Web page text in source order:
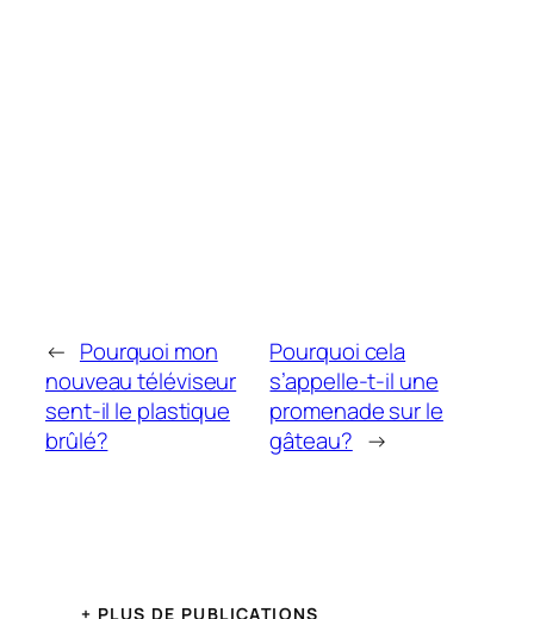
← Pourquoi mon
nouveau téléviseur
sent-il le plastique
brûlé?
Pourquoi cela
s’appelle-t-il une
promenade sur le
gâteau? →
+ PLUS DE PUBLICATIONS